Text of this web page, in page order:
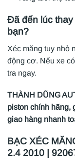
Đã đến lúc
bạn?
Xéc măng tuy nhỏ
động cơ. Nếu xe
tra ngay.
THÀNH DŨNG
piston chính hãng,
giao hàng nhanh
BẠC XÉC
2.4 2010 |